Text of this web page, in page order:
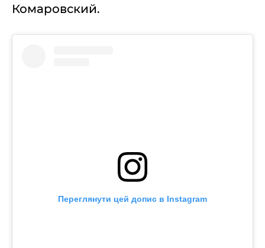
Комаровский.
Переглянути цей допис в Instagram